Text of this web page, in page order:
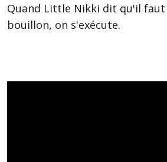
Quand Little Nikki dit qu'il
bouillon, on s'exécute.